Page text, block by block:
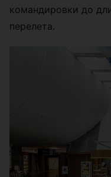
командировки до
перелета.